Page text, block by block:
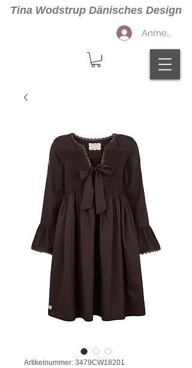
Tina Wodstrup Dänisches Design
Anmelden
Artikelnummer: 3479CW18201